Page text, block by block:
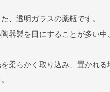
、透明ガラスの薬瓶です。
器製を目にすることが多い中
柔らかく取り込み、置かれる